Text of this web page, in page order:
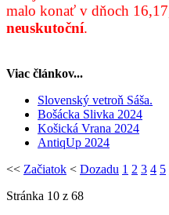
malo konať v dňoch
neuskutoční.
Viac článkov...
Slovenský vetroň Sáša.
Bošácka Slivka 2024
Košická Vrana 2024
AntiqUp 2024
<< Začiatok < Dozadu 1 2 3 4 5
Stránka 10 z 68